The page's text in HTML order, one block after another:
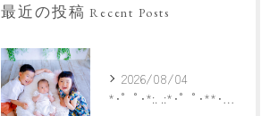
最近の投稿 Recent Posts
2026/08/04
*･゜ﾟ･*:. .:*･゜ﾟ･**･゜ﾟ･*:.